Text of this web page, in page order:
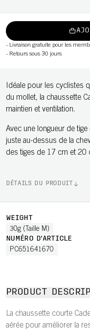
- Livraison gratuite pour les
- Retours sous 30 jours
Idéale pour les cyclistes
du mollet, la chaussette
maintien et ventilation.
Avec une longueur de
juste au-dessus de la
des tiges de 17 cm et 20
DÉTAILS DU PRODUIT
WEIGHT
30g (Taille M)
NUMÉRO D'ARTICLE
PC651641670
PRODUCT
La chaussette courte
aérée pour améliorer la